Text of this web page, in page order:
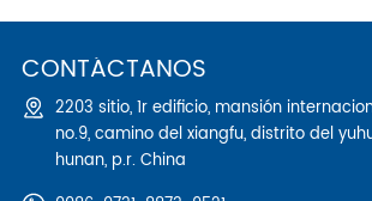
CONTÁCTANOS
2203 sitio, 1r edificio, mansión
no.9, camino del xiangfu, distrito del
hunan, p.r. China